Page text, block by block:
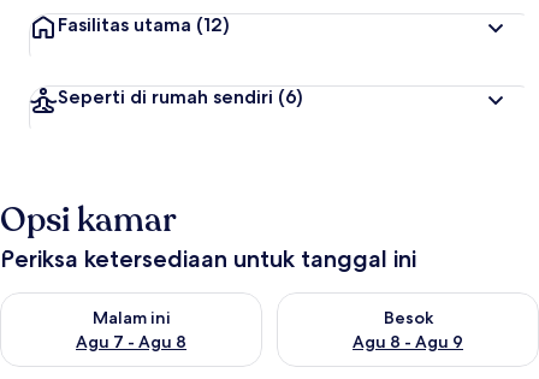
Fasilitas utama (12)
Seperti di rumah sendiri (6)
Opsi kamar
Periksa ketersediaan untuk tanggal ini
Malam ini
Agu 7 - Agu 8
Periksa ketersediaan untuk malam ini Agu 7 - Agu 8
Besok
Agu 8 - Agu 9
Periksa ketersediaan untuk